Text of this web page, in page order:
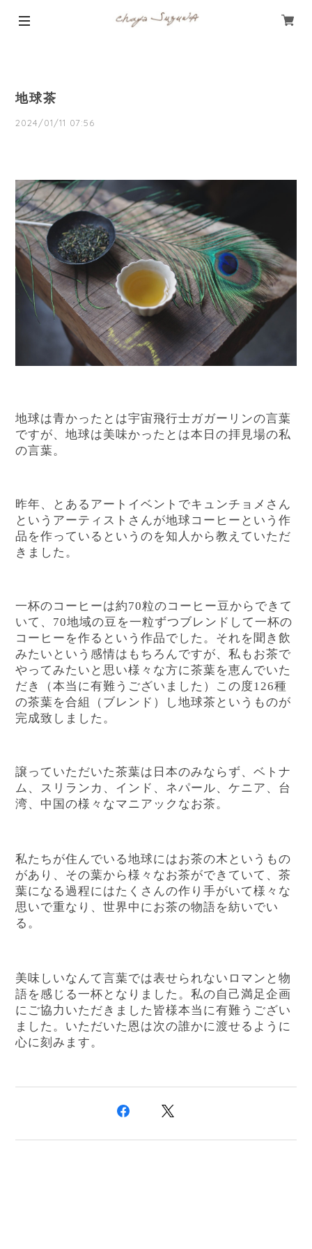
地球茶
2024/01/11 07:56
地球は青かったとは宇宙飛行士ガガーリンの言葉
ですが、地球は美味かったとは本日の拝見場の私
の言葉。
昨年、とあるアートイベントでキュンチョメさん
というアーティストさんが地球コーヒーという作
品を作っているというのを知人から教えていただ
きました。
一杯のコーヒーは約70粒のコーヒー豆からできて
いて、70地域の豆を一粒ずつブレンドして一杯の
コーヒーを作るという作品でした。それを聞き飲
みたいという感情はもちろんですが、私もお茶で
やってみたいと思い様々な方に茶葉を恵んでいた
だき（本当に有難うございました）この度126種
の茶葉を合組（ブレンド）し地球茶というものが
完成致しました。
譲っていただいた茶葉は日本のみならず、ベトナ
ム、スリランカ、インド、ネパール、ケニア、台
湾、中国の様々なマニアックなお茶。
私たちが住んでいる地球にはお茶の木というもの
があり、その葉から様々なお茶ができていて、茶
葉になる過程にはたくさんの作り手がいて様々な
思いで重なり、世界中にお茶の物語を紡いでい
る。
美味しいなんて言葉では表せられないロマンと物
語を感じる一杯となりました。私の自己満足企画
にご協力いただきました皆様本当に有難うござい
ました。いただいた恩は次の誰かに渡せるように
心に刻みます。